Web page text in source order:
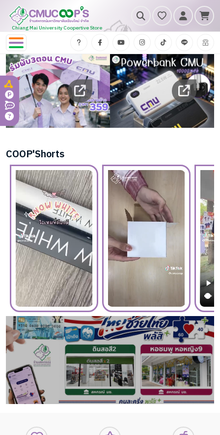
Chiang Mai University Coopertive Store
COOP'Shorts